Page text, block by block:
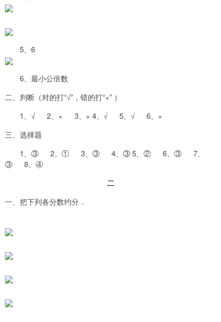
5、6
6、最小公倍数
二、判断（对的打“√”，错的打“×” ）
1、√ 2、× 3、× 4、√ 5、√ 6、×
三、选择题
1、③ 2、① 3、③ 4、③ 5、② 6、③ 7、
③ 8、④
二
一、把下列各分数约分．